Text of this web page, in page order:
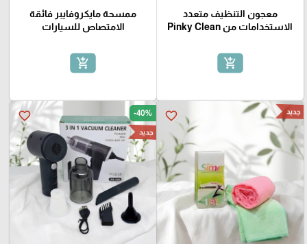
معجون التنظيف متعدد
الاستخدامات من Pinky Clean
add_shopping_cart
ممسحة مايكروفايبر فائقة
الامتصاص للسيارات
add_shopping_cart
favorite_border جديد favorite_border -40%
جديد